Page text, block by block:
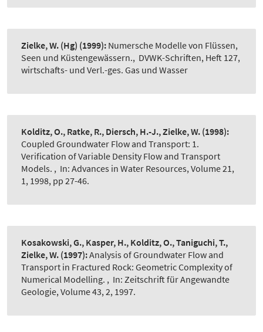
Zielke, W. (Hg) (1999): Numersche Modelle von Flüssen,
Seen und Küstengewässern., DVWK-Schriften, Heft 127,
wirtschafts- und Verl.-ges. Gas und Wasser
Kolditz, O., Ratke, R., Diersch, H.-J., Zielke, W. (1998):
Coupled Groundwater Flow and Transport: 1.
Verification of Variable Density Flow and Transport
Models. , In: Advances in Water Resources, Volume 21,
1, 1998, pp 27-46.
Kosakowski, G., Kasper, H., Kolditz, O., Taniguchi, T.,
Zielke, W. (1997):Analysis of Groundwater Flow and
Transport in Fractured Rock: Geometric Complexity of
Numerical Modelling. , In: Zeitschrift für Angewandte
Geologie, Volume 43, 2, 1997.